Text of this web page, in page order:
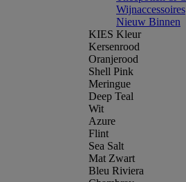
Wijnaccessoires
Nieuw Binnen
KIES Kleur
Kersenrood
Oranjerood
Shell Pink
Meringue
Deep Teal
Wit
Azure
Flint
Sea Salt
Mat Zwart
Bleu Riviera